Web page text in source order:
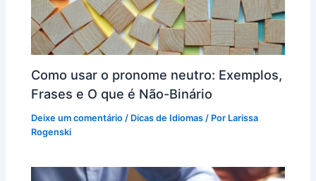
Como usar o pronome neutro: Exemplos,
Frases e O que é Não-Binário
Deixe um comentário / Dicas de Idiomas / Por Larissa
Rogenski